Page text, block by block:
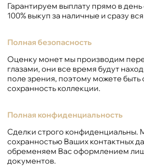
Гарантируем выплату прямо в
100% выкуп за наличные и сразу
Полная безопасность
Оценку монет мы производим
глазами, они все время будут
поле зрения, поэтому можете быть
сохранность коллекции.
Полная конфиденциальность
Сделки строго конфиденциальны.
сохранностью Ваших контактных
обременяем Вас оформлением
документов.